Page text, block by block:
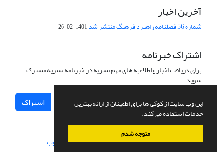
این وب سایت از کوکی ها برای اطمینان از ارائه بهترین
خدمات استفاده می کند.
متوجه شدم
آخرین اخبار
شماره 56 فصلنامه راهبرد فرهنگ منتشر شد 1401-02-26
اشتراک خبرنامه
برای دریافت اخبار و اطلاعیه های مهم نشریه در خبرنامه نشریه مشترک
شوید.
اشتراک
سامانه مدیریت نشریات علمی.طراحی و پیاده سازی از سیناوب